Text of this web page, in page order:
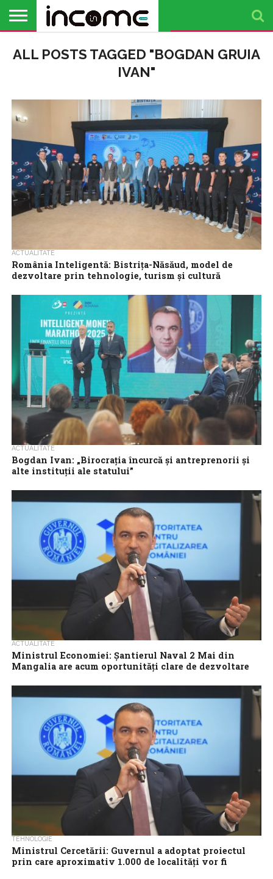
PROFIL DE
ANTREPRENOR
BUSINESS
ANALIZE
OPINII
FINANȚE
PERSONALE
TIMP
LIBER
ALL POSTS TAGGED "BOGDAN GRUIA
IVAN"
ACTUALITATE
România Inteligentă: Bistrița-Năsăud, model de
dezvoltare prin tehnologie, turism și cultură
pentru modul în care administrația locală reușește să îmbine
infrastructura, tehnologia, cultura și...
ACTUALITATE
Bogdan Ivan: „Birocrația încurcă și antreprenorii și
alte instituții ale statului”
instituționali și profesioniștii din finanțe își dau întâlnire pentru o
ACTUALITATE
Ministrul Economiei: Șantierul Naval 2 Mai din
Mangalia are acum oportunități clare de dezvoltare
Șantierul Naval 2 Mai din Mangalia are acum oportunități clare de
dezvoltare pe termen lung, care să păstreze locurile de muncă
TEHNOLOGIE
Ministrul Cercetării: Guvernul a adoptat proiectul
prin care aproximativ 1.000 de localităţi vor fi